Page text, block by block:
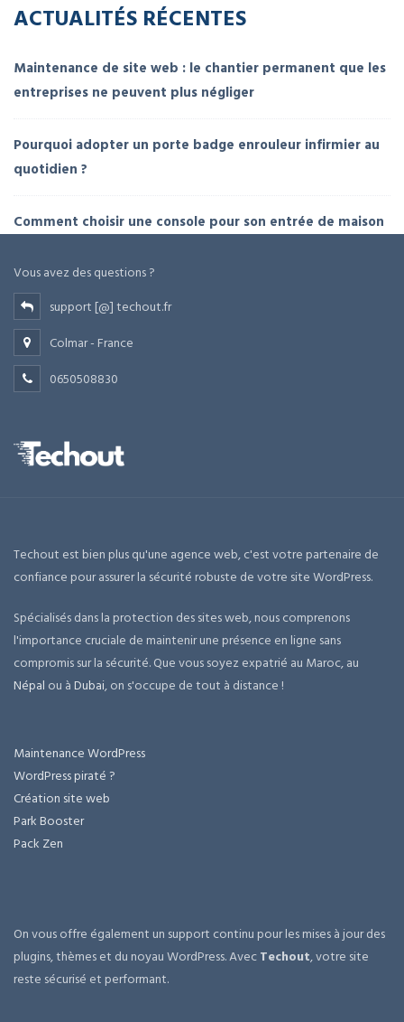
ACTUALITÉS RÉCENTES
Maintenance de site web : le chantier permanent que les
entreprises ne peuvent plus négliger
Pourquoi adopter un porte badge enrouleur infirmier au
quotidien ?
Comment choisir une console pour son entrée de maison
Vous avez des questions ?
support [@] techout.fr
Colmar - France
0650508830
Techout est bien plus qu'une agence web, c'est votre partenaire de
confiance pour assurer la sécurité robuste de votre site WordPress.
Spécialisés dans la protection des sites web, nous comprenons
l'importance cruciale de maintenir une présence en ligne sans
compromis sur la sécurité. Que vous soyez expatrié au Maroc, au
Népal ou àDubai, on s'occupe de tout à distance !
Maintenance WordPress
WordPress piraté ?
Création site web
Park Booster
Pack Zen
On vous offre également un support continu pour les mises à jour des
plugins, thèmes et du noyau WordPress. AvecTechout, votre site
reste sécurisé et performant.